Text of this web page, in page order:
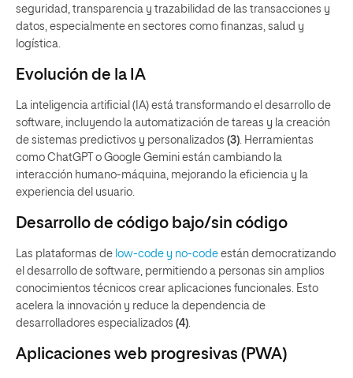
seguridad, transparencia y trazabilidad de las transacciones y
datos, especialmente en sectores como finanzas, salud y
logística.
Evolución de la IA
La inteligencia artificial (IA) está transformando el desarrollo de
software, incluyendo la automatización de tareas y la creación
de sistemas predictivos y personalizados (3). Herramientas
como ChatGPT o Google Gemini están cambiando la
interacción humano-máquina, mejorando la eficiencia y la
experiencia del usuario.
Desarrollo de código bajo/sin código
Las plataformas de low-code y no-code están democratizando
el desarrollo de software, permitiendo a personas sin amplios
conocimientos técnicos crear aplicaciones funcionales. Esto
acelera la innovación y reduce la dependencia de
desarrolladores especializados (4).
Aplicaciones web progresivas (PWA)